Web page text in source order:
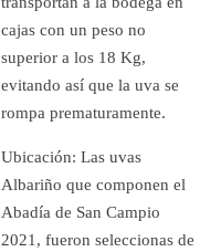
cajas con un peso no
superior a los 18 Kg,
evitando así­ que la uva se
rompa prematuramente.
Ubicación: Las uvas
Albariño que componen el
Abadí­a de San Campio
2021, fueron seleccionas de